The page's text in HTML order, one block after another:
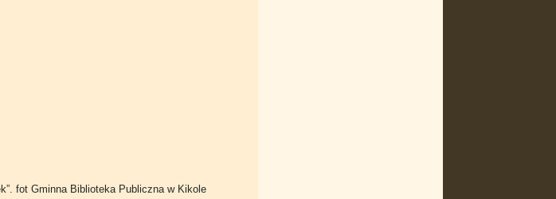
fot Gminna Biblioteka Publiczna w Kikole